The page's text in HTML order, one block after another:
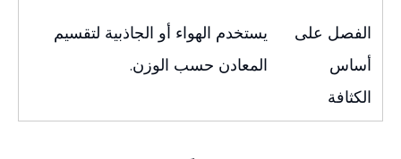
الفصل على
أساس
الكثافة
يستخدم الهواء أو الجاذبية لتقسيم
المعادن حسب الوزن.